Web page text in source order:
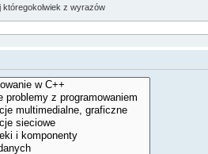
któregokolwiek z wyrazów